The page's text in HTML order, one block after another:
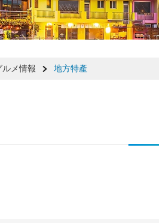
ルメ情報 地方特產